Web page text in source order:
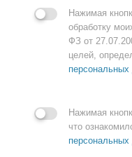
Нажимая
обработку
ФЗ от
целей,
Нажимая
что